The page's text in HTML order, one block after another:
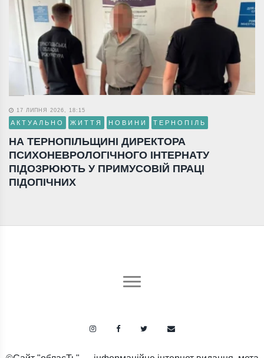
17 ЛИПНЯ 2026, 18:15
АКТУАЛЬНО ЖИТТЯ НОВИНИ ТЕРНОПІЛЬ
НА ТЕРНОПІЛЬЩИНІ ДИРЕКТОРА
ПСИХОНЕВРОЛОГІЧНОГО ІНТЕРНАТУ
ПІДОЗРЮЮТЬ У ПРИМУСОВІЙ ПРАЦІ
ПІДОПІЧНИХ